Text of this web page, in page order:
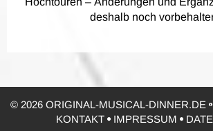
deshalb noch
© 2026 ORIGINAL-MUSICAL-DINNER.DE
KONTAKT
IMPRESSUM